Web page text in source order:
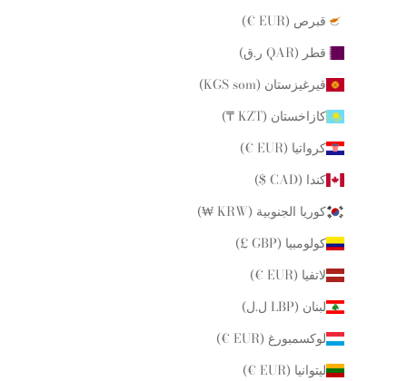
قبرص (EUR €)
قطر (QAR ر.ق)
قيرغيزستان (KGS som)
كازاخستان (KZT ₸)
كرواتيا (EUR €)
كندا (CAD $)
كوريا الجنوبية (KRW ₩)
كولومبيا (GBP £)
لاتفيا (EUR €)
لبنان (LBP ل.ل)
لوكسمبورغ (EUR €)
ليتوانيا (EUR €)